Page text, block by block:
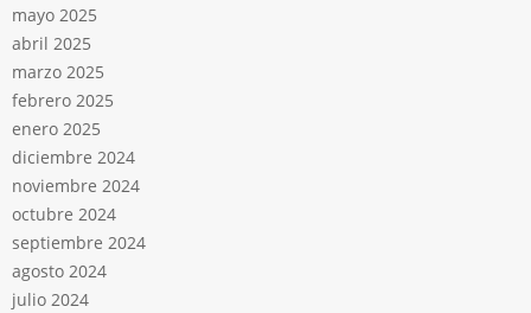
mayo 2025
abril 2025
marzo 2025
febrero 2025
enero 2025
diciembre 2024
noviembre 2024
octubre 2024
septiembre 2024
agosto 2024
julio 2024